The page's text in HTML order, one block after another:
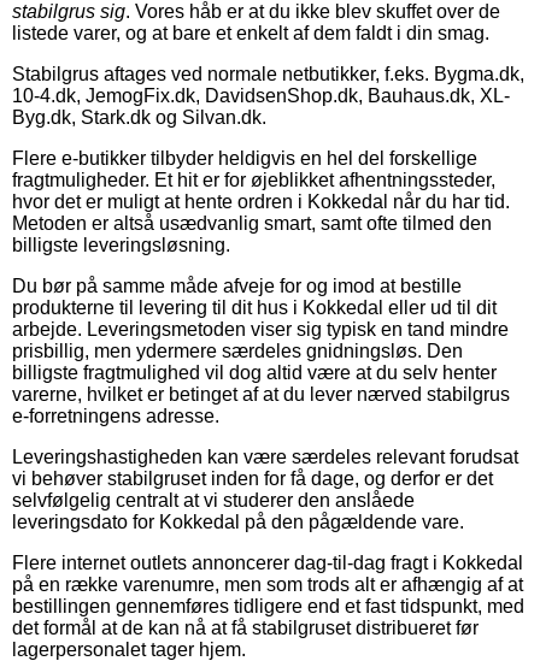
stabilgrus sig. Vores håb er at du ikke blev skuffet over de
listede varer, og at bare et enkelt af dem faldt i din smag.
Stabilgrus aftages ved normale netbutikker, f.eks. Bygma.dk,
10-4.dk, JemogFix.dk, DavidsenShop.dk, Bauhaus.dk, XL-
Byg.dk, Stark.dk og Silvan.dk.
Flere e-butikker tilbyder heldigvis en hel del forskellige
fragtmuligheder. Et hit er for øjeblikket afhentningssteder,
hvor det er muligt at hente ordren i Kokkedal når du har tid.
Metoden er altså usædvanlig smart, samt ofte tilmed den
billigste leveringsløsning.
Du bør på samme måde afveje for og imod at bestille
produkterne til levering til dit hus i Kokkedal eller ud til dit
arbejde. Leveringsmetoden viser sig typisk en tand mindre
prisbillig, men ydermere særdeles gnidningsløs. Den
billigste fragtmulighed vil dog altid være at du selv henter
varerne, hvilket er betinget af at du lever nærved stabilgrus
e-forretningens adresse.
Leveringshastigheden kan være særdeles relevant forudsat
vi behøver stabilgruset inden for få dage, og derfor er det
selvfølgelig centralt at vi studerer den anslåede
leveringsdato for Kokkedal på den pågældende vare.
Flere internet outlets annoncerer dag-til-dag fragt i Kokkedal
på en række varenumre, men som trods alt er afhængig af at
bestillingen gennemføres tidligere end et fast tidspunkt, med
det formål at de kan nå at få stabilgruset distribueret før
lagerpersonalet tager hjem.